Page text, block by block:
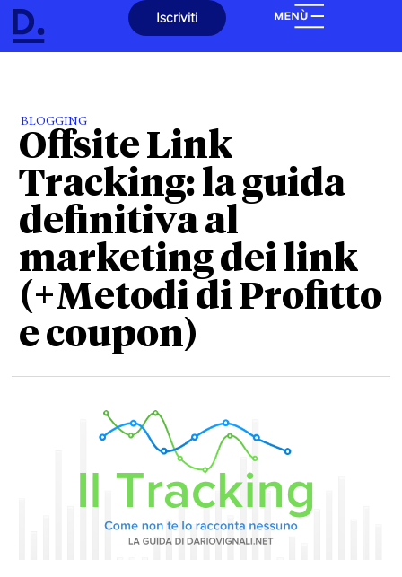
Iscriviti
BLOGGING
Offsite Link
Tracking: la guida
definitiva al
marketing dei link
(+Metodi di Profitto
e coupon)